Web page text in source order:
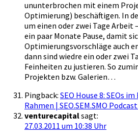
ununterbrochen mit einem
Optimierung) beschäftigen. In
um einen oder zwei Tage Arbeit
ein paar Monate Pause, damit
Optimierungsvorschläge auch
dann sind wiedre ein oder zwei
Feinheiten zu justieren. So
Projekten bzw. Galerien…
Pingback: SEO House 8: SEOs
Rahmen | SEO.SEM.SMO
venturecapitalsagt:
27.03.2011 um 10:38 Uhr